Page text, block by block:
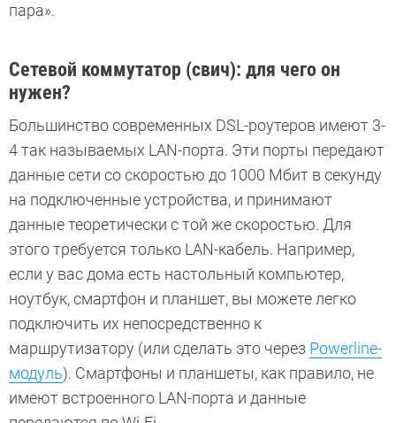
пара».
Сетевой коммутатор (свич): для чего он
нужен?
Большинство современных DSL-роутеров имеют 3-
4 так называемых LAN-порта. Эти порты передают
данные сети со скоростью до 1000 Мбит в секунду
на подключенные устройства, и принимают
данные теоретически с той же скоростью. Для
этого требуется только LAN-кабель. Например,
если у вас дома есть настольный компьютер,
ноутбук, смартфон и планшет, вы можете легко
подключить их непосредственно к
маршрутизатору (или сделать это через Powerline-
модуль). Смартфоны и планшеты, как правило, не
имеют встроенного LAN-порта и данные